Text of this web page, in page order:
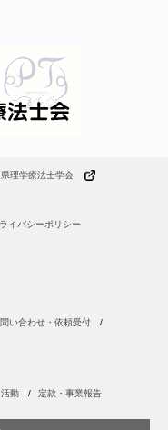
県理学療法士学会
イバシーポリシー
い合わせ・依頼受付
活動 定款・事業報告